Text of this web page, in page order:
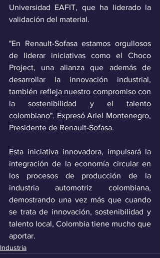
Universidad EAFIT, que ha liderado la
validación del material.
"En Renault-Sofasa estamos orgullosos
de liderar iniciativas como el Choco
Project, una alianza que además de
desarrollar la innovación industrial,
también refleja nuestro compromiso con
la sostenibilidad y el talento
colombiano". Expresó Ariel Montenegro,
Presidente de Renault-Sofasa.
Esta iniciativa innovadora, impulsará la
integración de la economía circular en
los procesos de producción de la
industria automotriz colombiana,
demostrando una vez más que cuando
se trata de innovación, sostenibilidad y
talento local, Colombia tiene mucho que
aportar.
Industria